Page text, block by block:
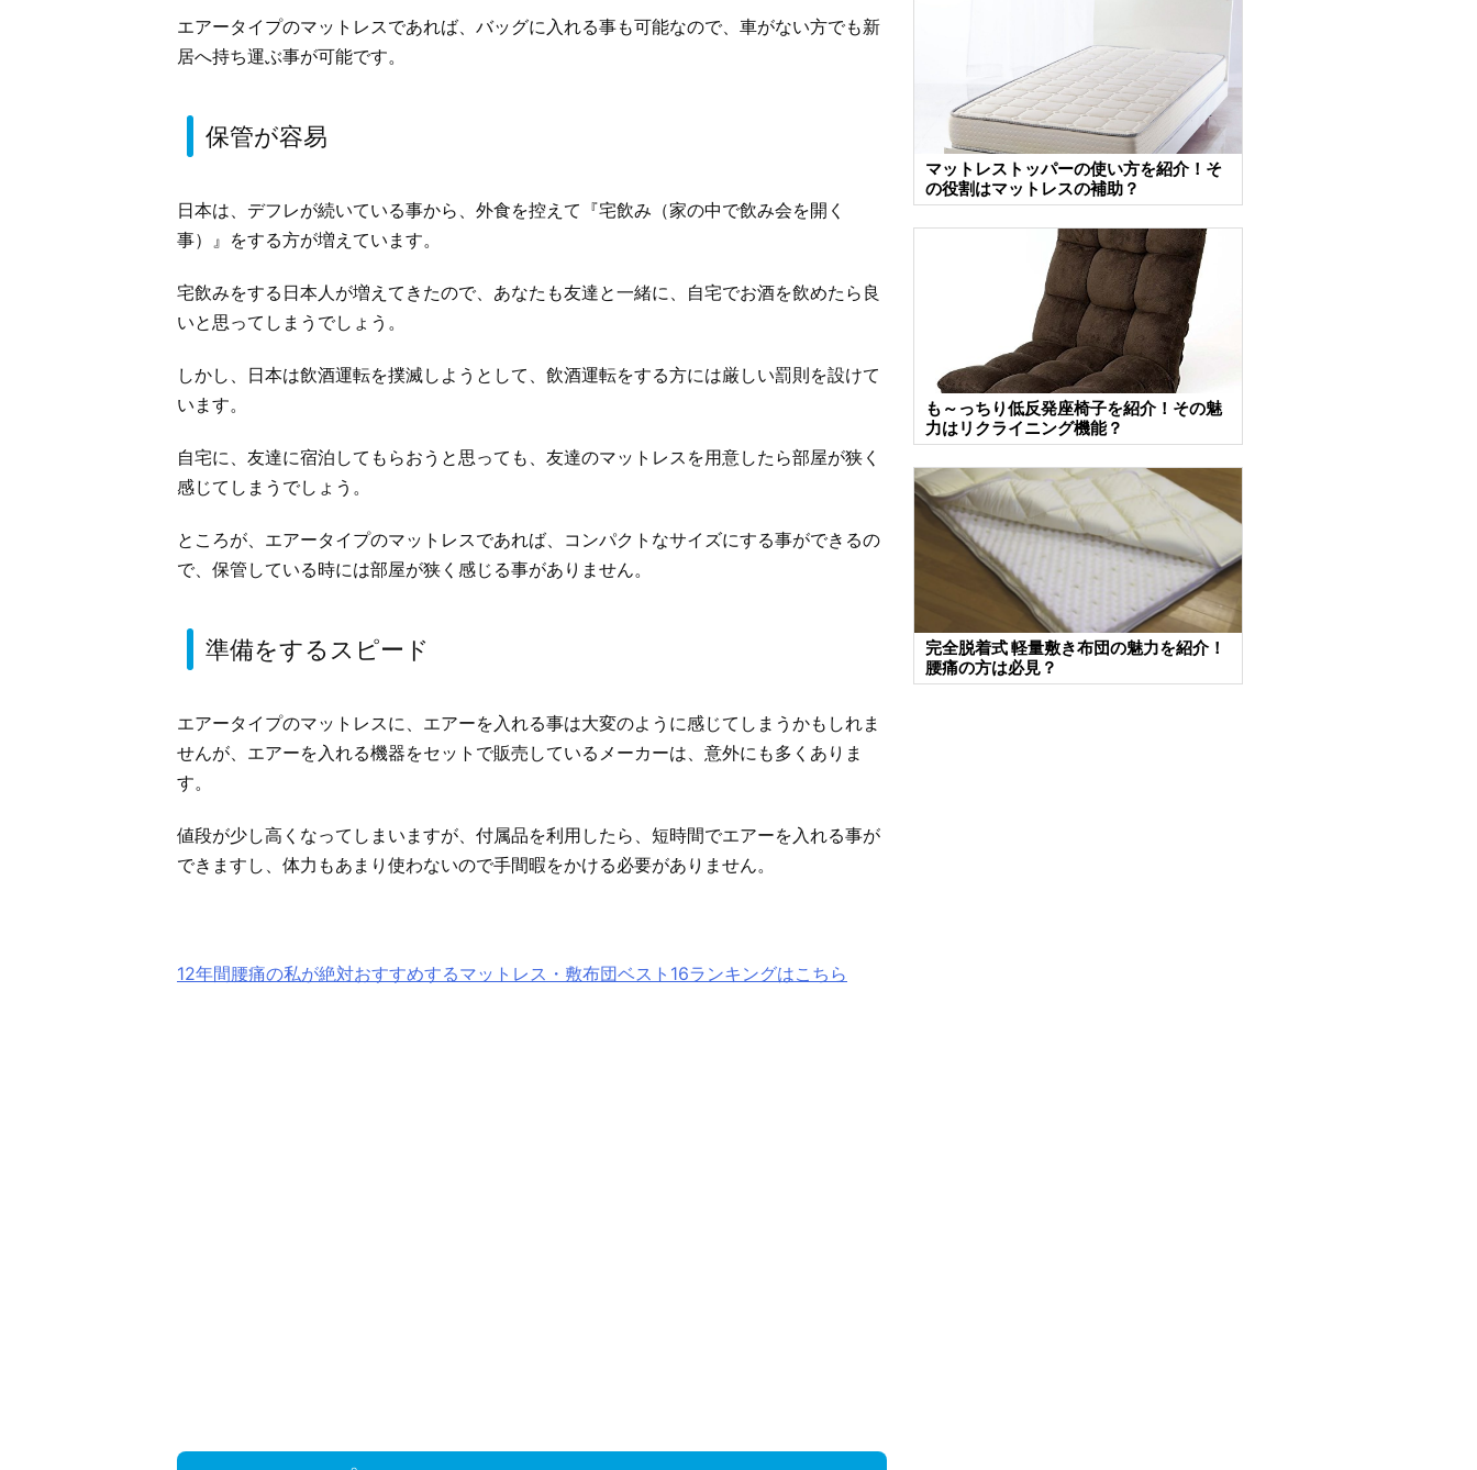
エアータイプのマットレスであれば、バッグに入れる事も可能なので、車がない方でも新
居へ持ち運ぶ事が可能です。
保管が容易
日本は、デフレが続いている事から、外食を控えて『宅飲み（家の中で飲み会を開く
事）』をする方が増えています。
宅飲みをする日本人が増えてきたので、あなたも友達と一緒に、自宅でお酒を飲めたら良
いと思ってしまうでしょう。
しかし、日本は飲酒運転を撲滅しようとして、飲酒運転をする方には厳しい罰則を設けて
います。
自宅に、友達に宿泊してもらおうと思っても、友達のマットレスを用意したら部屋が狭く
感じてしまうでしょう。
ところが、エアータイプのマットレスであれば、コンパクトなサイズにする事ができるの
で、保管している時には部屋が狭く感じる事がありません。
準備をするスピード
エアータイプのマットレスに、エアーを入れる事は大変のように感じてしまうかもしれま
せんが、エアーを入れる機器をセットで販売しているメーカーは、意外にも多くありま
す。
値段が少し高くなってしまいますが、付属品を利用したら、短時間でエアーを入れる事が
できますし、体力もあまり使わないので手間暇をかける必要がありません。
12年間腰痛の私が絶対おすすめするマットレス・敷布団ベスト16ランキングはこちら
マットレストッパーの使い方を紹介！そ
の役割はマットレスの補助？
も～っちり低反発座椅子を紹介！その魅
力はリクライニング機能？
完全脱着式 軽量敷き布団の魅力を紹介！
腰痛の方は必見？